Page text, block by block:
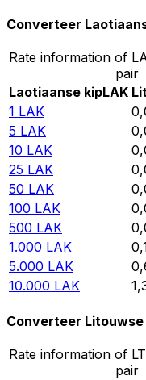
Converteer
Rate information of
pair
Laotiaanse kipLAK
1 LAK
5 LAK
10 LAK
25 LAK
50 LAK
100 LAK
500 LAK
1.000 LAK
5.000 LAK
10.000 LAK
Converteer
Rate information of
pair